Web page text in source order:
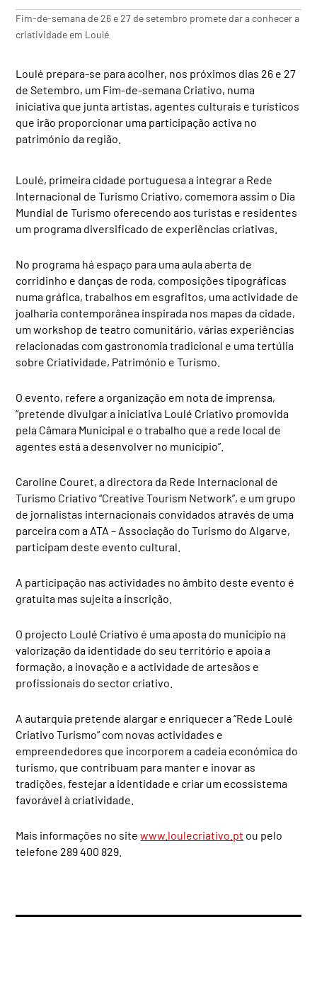
Fim-de-semana de 26 e 27 de setembro promete dar a conhecer a
criatividade em Loulé
Loulé prepara-se para acolher, nos próximos dias 26 e 27
de Setembro, um Fim-de-semana Criativo, numa
iniciativa que junta artistas, agentes culturais e turísticos
que irão proporcionar uma participação activa no
património da região.
Loulé, primeira cidade portuguesa a integrar a Rede
Internacional de Turismo Criativo, comemora assim o Dia
Mundial de Turismo oferecendo aos turistas e residentes
um programa diversificado de experiências criativas.
No programa há espaço para uma aula aberta de
corridinho e danças de roda, composições tipográficas
numa gráfica, trabalhos em esgrafitos, uma actividade de
joalharia contemporânea inspirada nos mapas da cidade,
um workshop de teatro comunitário, várias experiências
relacionadas com gastronomia tradicional e uma tertúlia
sobre Criatividade, Património e Turismo.
O evento, refere a organização em nota de imprensa,
“pretende divulgar a iniciativa Loulé Criativo promovida
pela Câmara Municipal e o trabalho que a rede local de
agentes está a desenvolver no município”.
Caroline Couret, a directora da Rede Internacional de
Turismo Criativo “Creative Tourism Network”, e um grupo
de jornalistas internacionais convidados através de uma
parceira com a ATA – Associação do Turismo do Algarve,
participam deste evento cultural.
A participação nas actividades no âmbito deste evento é
gratuita mas sujeita a inscrição.
O projecto Loulé Criativo é uma aposta do município na
valorização da identidade do seu território e apoia a
formação, a inovação e a actividade de artesãos e
profissionais do sector criativo.
A autarquia pretende alargar e enriquecer a “Rede Loulé
Criativo Turismo” com novas actividades e
empreendedores que incorporem a cadeia económica do
turismo, que contribuam para manter e inovar as
tradições, festejar a identidade e criar um ecossistema
favorável à criatividade.
Mais informações no sitewww.loulecriativo.pt ou pelo
telefone 289 400 829.